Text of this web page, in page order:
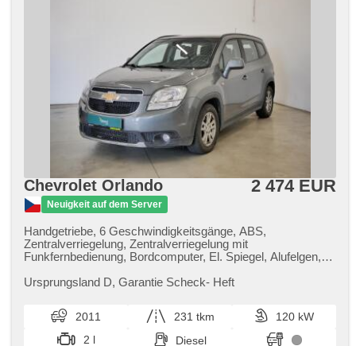
Chevrolet Orlando
Neuigkeit auf dem Server
2 474 EUR
Handgetriebe, 6 Geschwindigkeitsgänge, ABS,
Zentralverriegelung, Zentralverriegelung mit
Funkfernbedienung, Bordcomputer, El. Spiegel, Alufelgen,
Autoradio, El. Seitenscheiben, Heckscheibenwischer, zadní
isofix, Lenkrad einstellbar, Dachträger, malý kožený paket,
Fahrer-Airbag, třetí řada sedadel, höheneinstellbare Sitze,
höheneinstellbare Fahrersitz, samostmívací zrcátka
Ursprungsland D,​ Garantie Scheck​- Heft
2011 231 tkm
120 kW
2 l
Diesel